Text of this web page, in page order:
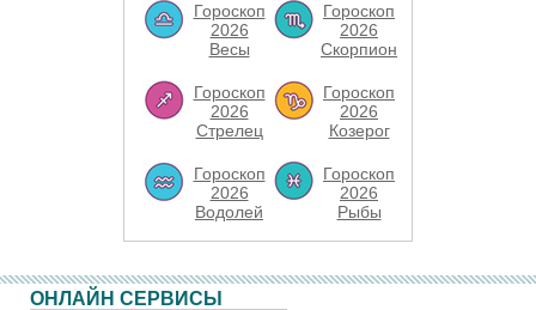
Гороскоп
2026
Весы
Гороскоп
2026
Скорпион
Гороскоп
2026
Стрелец
Гороскоп
2026
Козерог
Гороскоп
2026
Водолей
Гороскоп
2026
Рыбы
ОНЛАЙН СЕРВИСЫ